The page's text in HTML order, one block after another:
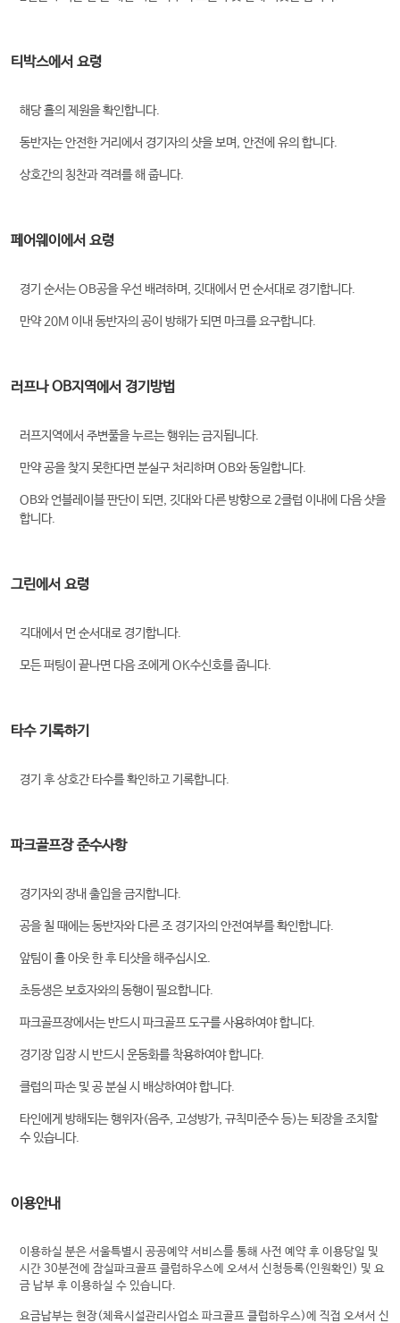
티박스에서 요령
해당 홀의 제원을 확인합니다.
동반자는 안전한 거리에서 경기자의 샷을 보며, 안전에 유의 합니다.
상호간의 칭찬과 격려를 해 줍니다.
페어웨이에서 요령
경기 순서는 OB공을 우선 배려하며, 깃대에서 먼 순서대로 경기합니다.
만약 20M 이내 동반자의 공이 방해가 되면 마크를 요구합니다.
러프나 OB지역에서 경기방법
러프지역에서 주변풀을 누르는 행위는 금지됩니다.
만약 공을 찾지 못한다면 분실구 처리하며 OB와 동일합니다.
OB와 언블레이블 판단이 되면, 깃대와 다른 방향으로 2클럽 이내에 다음 샷을
합니다.
그린에서 요령
긱대에서 먼 순서대로 경기합니다.
모든 퍼팅이 끝나면 다음 조에게 OK수신호를 줍니다.
타수 기록하기
경기 후 상호간 타수를 확인하고 기록합니다.
파크골프장 준수사항
경기자외 장내 출입을 금지합니다.
공을 칠 때에는 동반자와 다른 조 경기자의 안전여부를 확인합니다.
앞팀이 홀 아웃 한 후 티샷을 해주십시오.
초등생은 보호자와의 동행이 필요합니다.
파크골프장에서는 반드시 파크골프 도구를 사용하여야 합니다.
경기장 입장 시 반드시 운동화를 착용하여야 합니다.
클럽의 파손 및 공 분실 시 배상하여야 합니다.
타인에게 방해되는 행위자(음주, 고성방가, 규칙미준수 등)는 퇴장을 조치할
수 있습니다.
이용안내
이용하실 분은 서울특별시 공공예약 서비스를 통해 사전 예약 후 이용당일 및
시간 30분전에 잠실파크골프 클럽하우스에 오셔서 신청등록(인원확인) 및 요
금 납부 후 이용하실 수 있습니다.
요금납부는 현장(체육시설관리사업소 파크골프 클럽하우스)에 직접 오셔서 신